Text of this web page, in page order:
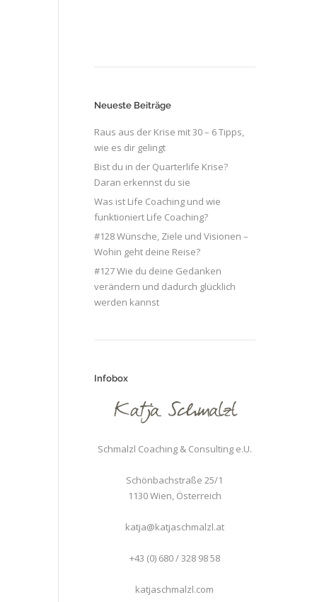
Neueste Beiträge
Raus aus der Krise mit 30 – 6 Tipps,
wie es dir gelingt
Bist du in der Quarterlife Krise?
Daran erkennst du sie
Was ist Life Coaching und wie
funktioniert Life Coaching?
#128 Wünsche, Ziele und Visionen –
Wohin geht deine Reise?
#127 Wie du deine Gedanken
verändern und dadurch glücklich
werden kannst
Infobox
Schmalzl Coaching & Consulting e.U.
Schönbachstraße 25/1
1130Wien, Österreich
katja@katjaschmalzl.at
+43 (0) 680 / 328 98 58
katjaschmalzl.com